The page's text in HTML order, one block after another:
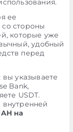
ее
стороны
которые уже
удобный
перед
указываете
Bank,
USDT.
на